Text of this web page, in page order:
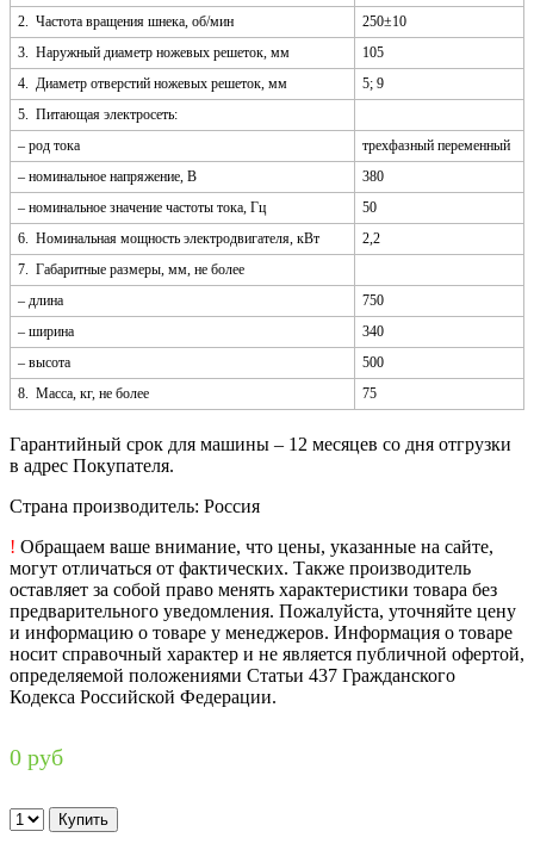
2. Частота вращения шнека, об/мин
250±10
3. Наружный диаметр ножевых решеток, мм
105
4. Диаметр отверстий ножевых решеток, мм
5; 9
5. Питающая электросеть:
– род тока
трехфазный переменный
– номинальное напряжение, В
380
– номинальное значение частоты тока, Гц
50
6. Номинальная мощность электродвигателя, кВт
2,2
7. Габаритные размеры, мм, не более
– длина
750
– ширина
340
– высота
500
8. Масса, кг, не более
75
Гарантийный срок для машины – 12 месяцев со дня отгрузки
в адрес Покупателя.
Страна производитель: Россия
! Обращаем ваше внимание, что цены, указанные на сайте,
могут отличаться от фактических. Также производитель
оставляет за собой право менять характеристики товара без
предварительного уведомления. Пожалуйста, уточняйте цену
и информацию о товаре у менеджеров. Информация о товаре
носит справочный характер и не является публичной офертой,
определяемой положениями Статьи 437 Гражданского
Кодекса Российской Федерации.
0 руб